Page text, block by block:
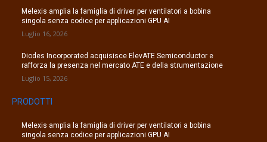
Melexis amplia la famiglia di driver per ventilatori a bobina
singola senza codice per applicazioni GPU AI
Luglio 16, 2026
Diodes Incorporated acquisisce ElevATE Semiconductor e
rafforza la presenza nel mercato ATE e della strumentazione
Luglio 15, 2026
PRODOTTI
Melexis amplia la famiglia di driver per ventilatori a bobina
singola senza codice per applicazioni GPU AI